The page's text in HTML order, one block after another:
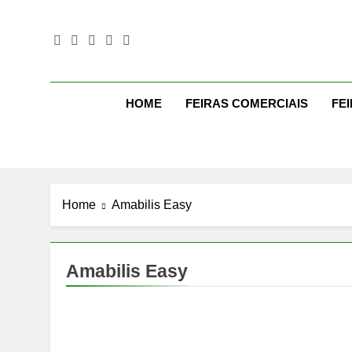
HOME
FEIRAS COMERCIAIS
Home Amabilis Easy
Amabilis Easy